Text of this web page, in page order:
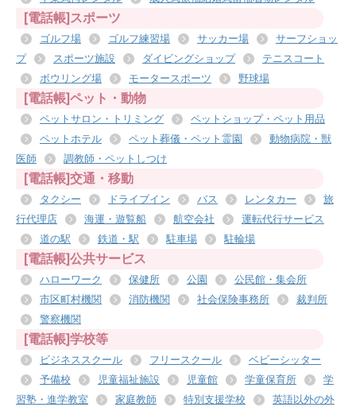
[電話帳]スポーツ
ゴルフ場 ゴルフ練習場 サッカー場
サーフショッ
プ
スポーツ施設 ダイビングショップ
テニスコート
ボウリング場
モータースポーツ 野球場
[電話帳]ペット・動物
ペットサロン・トリミング
ペットショップ・ペット用品
ペットホテル
ペット葬儀・ペット霊園
動物病院・獣
医師
調教師・ペットしつけ
[電話帳]交通・移動
タクシー ドライブイン バス レンタカー
旅
行代理店
海運・遊覧船 航空会社
運転代行サービス
道の駅
鉄道・駅 駐車場 駐輪場
[電話帳]公共サービス
ハローワーク 保健所 公園
公民館・集会所
市区町村機関
消防機関 社会保険事務所
裁判所
警察機関
[電話帳]学校等
ビジネススクール フリースクール
ベビーシッター
予備校
児童福祉施設 児童館 学童保育所
学
習塾・進学教室
家庭教師 特別支援学校 英語以外の外